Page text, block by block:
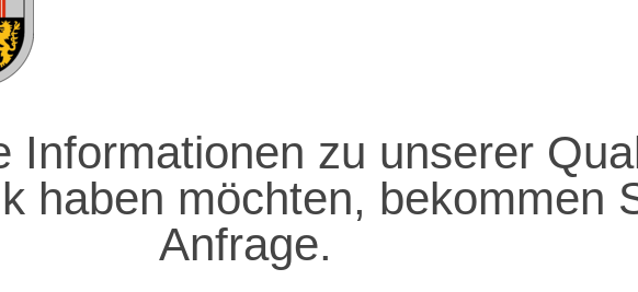
Informationen zu unserer
haben möchten, bekommen
Anfrage.